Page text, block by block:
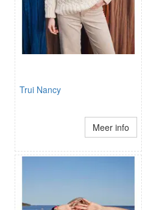
Trui Nancy
Meer info